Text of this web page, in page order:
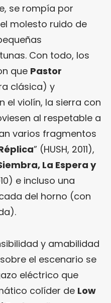
se rompía por
molesto ruido de
Con todo, los
que Pastor
clásica) y
el violín, la sierra con
al respetable a
varios fragmentos
” (HUSH, 2011),
La Espera y
e incluso una
del horno (con
y amabilidad
sobre el escenario se
eléctrico que
colíder de Low